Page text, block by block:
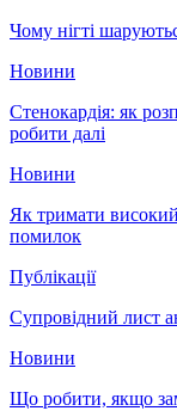
Чому нігті
Новини
Стенокардія: як
робити далі
Новини
Як тримати
помилок
Публікації
Супровідний лист
Новини
Що робити, якщо